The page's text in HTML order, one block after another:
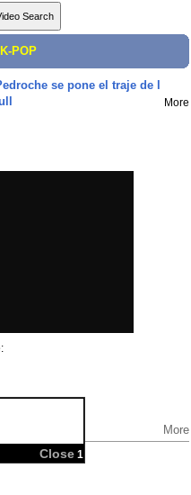
K-POP
se pone el traje de l
More
Close 1
More
SORPRESA )